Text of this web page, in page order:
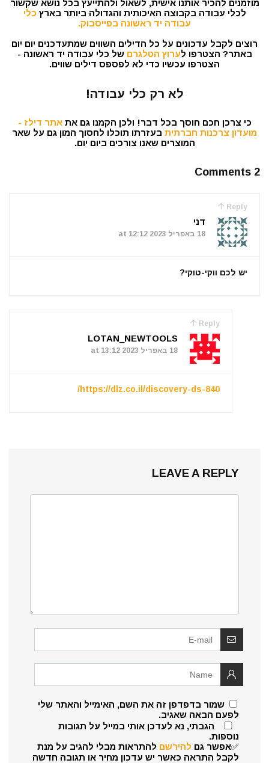
מוזמנים להכיר אותנו אישית, לשאול ולהתייעץ בכל נושא שקשור
לכלי עבודה בקבוצה האיכותית והגדולה ביותר בארץ כלי
עבודה יד ראשונה בפייסבוק.
רוצים לקבל עדכונים על כל הדילים השווים שמתעדכנים יום יום
באתר? הצטרפו לערוץ הטלגרם של כלי עבודה יד ראשונה -
הצטרפו עכשיו כדי לא לפספס דילים שווים.
לא רק כלי עבודה!
כי צרכן חכם חוסך בכל דבר! ולכן הקמנו גם אתאתר דילז -
מועדון צרכנות חברתית בעזרתו תוכלו לחסוך המון גם על שאר
המוצרים שאנו צורכים ביום יום.
2 Comments
Reply
דני
18 באפריל 2023 at 12:12
יש לכם ווקי-טוקי?
Reply
LOTAN_NEWTOOLS
18 באפריל 2023 at 13:12
https://dlz.co.il/discovery-ds-840/
LEAVE A REPLY
שמור בדפדפן זה את השם, האימייל והאתר שלי
לפעם הבאה שאגיב.
הגבתי, נא לעדכן אותי במייל על תגובות
נוספות.
✅אפשר גם להירשם להתראות מבלי להגיב על מנת
לקבל התראה כאשר יש עדכון מחיר או תגובה חדשה